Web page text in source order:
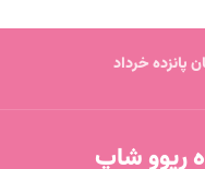
پانزده خرداد
ریوو شاپ